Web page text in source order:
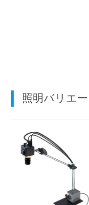
照明バリエ